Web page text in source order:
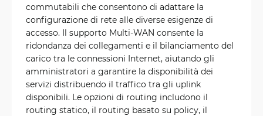
commutabili che consentono di adattare la
configurazione di rete alle diverse esigenze di
accesso. Il supporto Multi-WAN consente la
ridondanza dei collegamenti e il bilanciamento del
carico tra le connessioni Internet, aiutando gli
amministratori a garantire la disponibilità dei
servizi distribuendo il traffico tra gli uplink
disponibili. Le opzioni di routing includono il
routing statico, il routing basato su policy, il